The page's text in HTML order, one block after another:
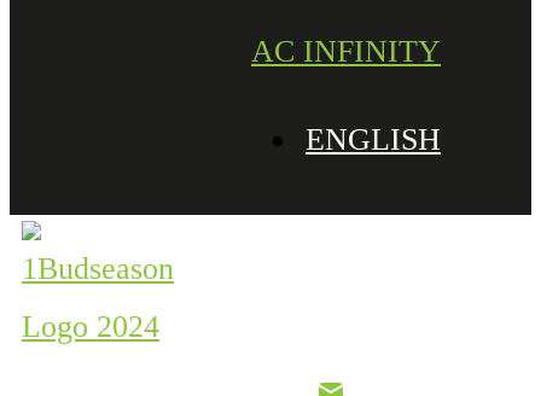
AC INFINITY
ENGLISH